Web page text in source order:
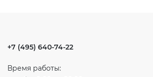
+7 (495) 640-74-22
Время работы: